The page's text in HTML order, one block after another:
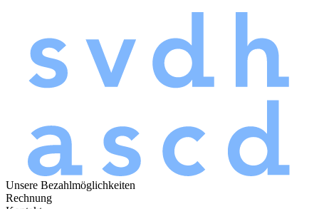
Unsere Bezahlmöglichkeiten
Rechnung